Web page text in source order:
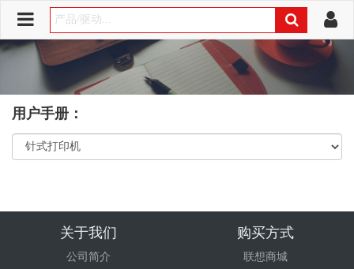
用户手册：
关于我们
公司简介
购买方式
联想商城